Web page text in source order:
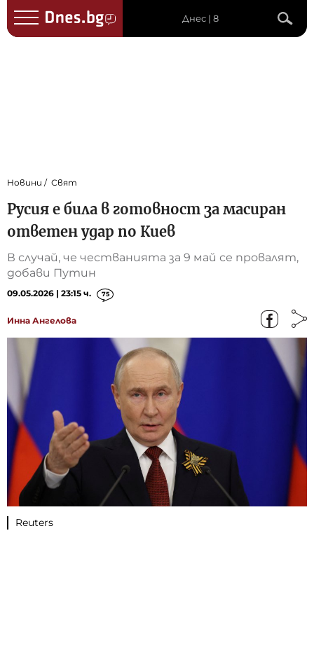
Днес | 8
Новини Свят
Русия е била в готовност за масиран
ответен удар по Киев
В случай, че честванията за 9 май се провалят,
добави Путин
09.05.2026 | 23:15 ч. 75
Инна Ангелова
Reuters